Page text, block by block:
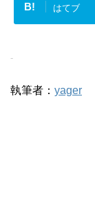
B! はてブ
-
執筆者： yager